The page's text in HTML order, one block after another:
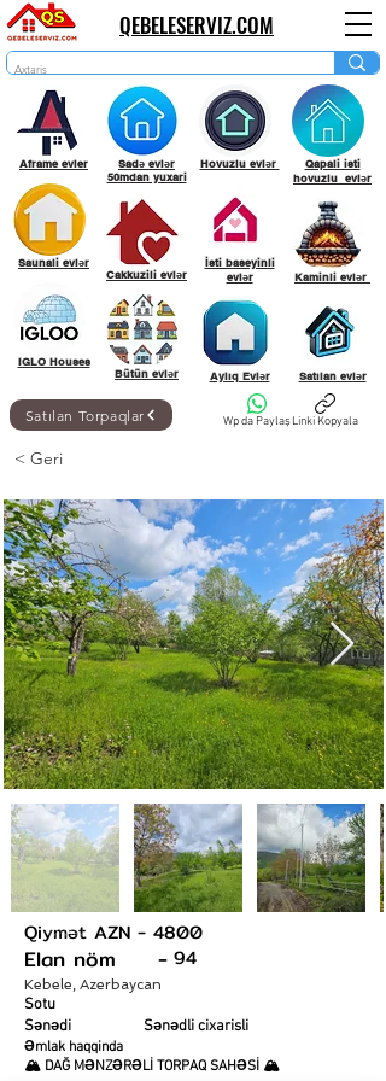
QEBELESERVIZ.COM
Aframe evler
Saunali evlər
IGLO Houses
Sadə evlər
50mdan yuxari
Cakkuzili evlər
Bütün evlər
Hovuzlu evlər
İsti baseyinli
evlər
Aylıq Evlər
Qapali isti
hovuzlu evlər
Kaminli evlər
Satılan evlər
Wp da PaylaşLinki Kopyala
Satılan Torpaqlar
< Geri
Qiymət AZN - 4800
+994 51 649 97 99
Elan nöm - 94
Kebele, Azerbaycan
Sotu
Sənədi
Sənədli cixarisli
Əmlak haqqinda
🏔️ DAĞ MƏNZƏRƏLİ TORPAQ SAHƏSİ 🏔️